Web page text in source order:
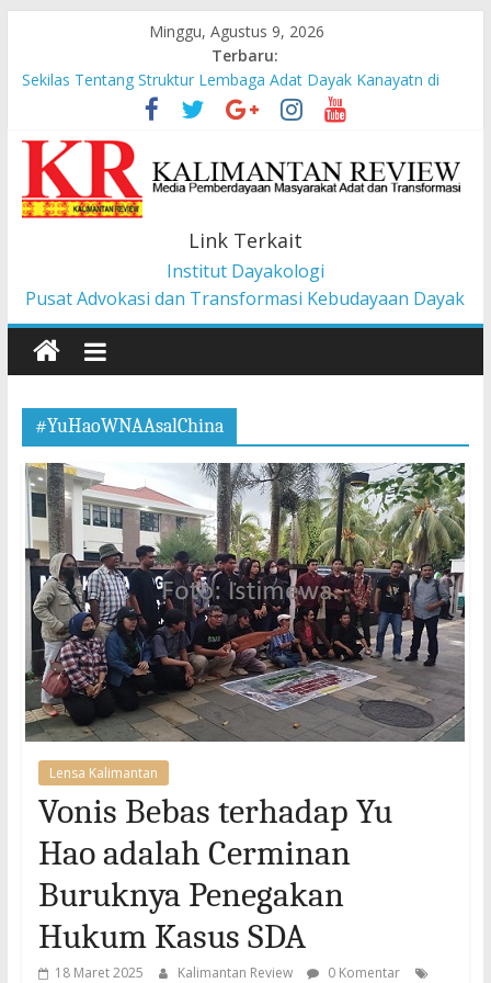
Minggu, Agustus 9, 2026
Terbaru:
Sekilas Tentang Struktur Lembaga Adat Dayak Kanayatn di
Masyarakat Adat Suku Balik Bersama AMAN Gugat UU IKN ke
Mahkamah Konstitusi
Pesan dari Pameran tentang Kisah-kisah dari Hulu Fragmen
Ruang Hidup Dayak Iban
Pembangunan Berbasis Budaya Masyarakat Adat: Pelajaran
dari CU à la Gerakan Pemberdayaan Pancur Kasih
Liawandira: Menenun Masa Depan Dayak Iban dari Lauk
Rugun, Ketemenggungan Jalai Lintang
Link Terkait
Institut Dayakologi
Pusat Advokasi dan Transformasi Kebudayaan Dayak
#YuHaoWNAAsalChina
Lensa Kalimantan
Vonis Bebas terhadap Yu
Hao adalah Cerminan
Buruknya Penegakan
Hukum Kasus SDA
18 Maret 2025 Kalimantan Review
0 Komentar